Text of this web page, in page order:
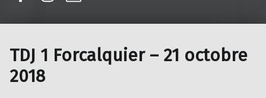
TDJ 1 Forcalquier – 21 octobre
2018